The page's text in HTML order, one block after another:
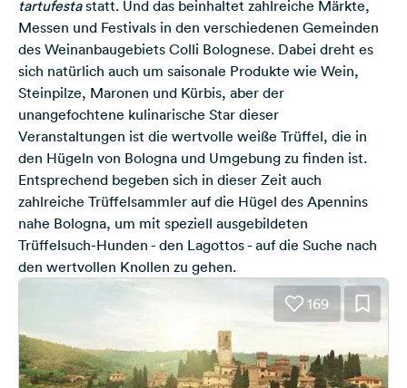
tartufestastatt. Und das beinhaltet zahlreiche Märkte,
Messen und Festivals in den verschiedenen Gemeinden
des Weinanbaugebiets Colli Bolognese. Dabei dreht es
sich natürlich auch um saisonale Produkte wie Wein,
Steinpilze, Maronen und Kürbis, aber der
unangefochtene kulinarische Star dieser
Veranstaltungen ist die wertvolle weiße Trüffel, die in
den Hügeln von Bologna und Umgebung zu finden ist.
Entsprechend begeben sich in dieser Zeit auch
zahlreiche Trüffelsammler auf die Hügel des Apennins
nahe Bologna, um mit speziell ausgebildeten
Trüffelsuch-Hunden - den Lagottos - auf die Suche nach
den wertvollen Knollen zu gehen.
169